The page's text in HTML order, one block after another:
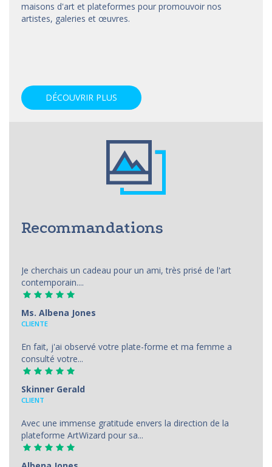
maisons d'art et plateformes pour promouvoir nos
artistes, galeries et œuvres.
DÉCOUVRIR PLUS
Recommandations
Je cherchais un cadeau pour un ami, très prisé de l'art
contemporain....
Ms. Albena Jones
CLIENTE
En fait, j'ai observé votre plate-forme et ma femme a
consulté votre...
Skinner Gerald
CLIENT
Avec une immense gratitude envers la direction de la
plateforme ArtWizard pour sa...